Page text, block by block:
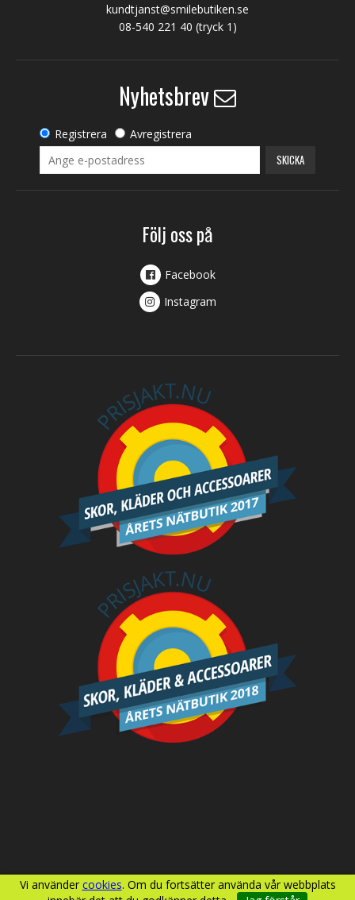
Vi använder cookies. Om du fortsätter använda vår webbplats
kundtjanst@smilebutiken.se
08-540 221 40 (tryck 1)
Nyhetsbrev
Registrera Avregistrera
SKICKA
Följ oss på
Facebook
Instagram